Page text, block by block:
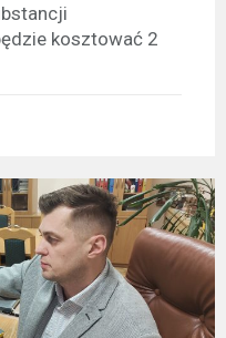
kosztować 2